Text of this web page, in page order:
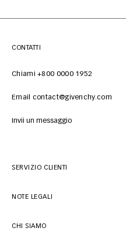
CONTATTI
Chiami +800 0000 1952
Email contact@givenchy.com
Invii un messaggio
SERVIZIO CLIENTI
NOTE LEGALI
CHI SIAMO